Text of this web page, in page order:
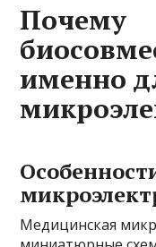
Почему
именно
Медицинская